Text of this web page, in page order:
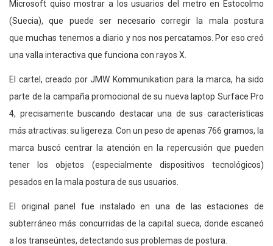
Microsoft quiso mostrar a los usuarios del metro en Estocolmo
(Suecia), que puede ser necesario corregir la mala postura
que muchas tenemos a diario y nos nos percatamos. Por eso creó
una valla interactiva que funciona con rayos X.
El cartel, creado por JMW Kommunikation para la marca, ha sido
parte de la campaña promocional de su nueva laptop Surface Pro
4, precisamente buscando destacar una de sus características
más atractivas: su ligereza. Con un peso de apenas 766 gramos, la
marca buscó centrar la atención en la repercusión que pueden
tener los objetos (especialmente dispositivos tecnológicos)
pesados en la mala postura de sus usuarios.
El original panel fue instalado en una de las estaciones de
subterráneo más concurridas de la capital sueca, donde escaneó
a los transeúntes, detectando sus problemas de postura.